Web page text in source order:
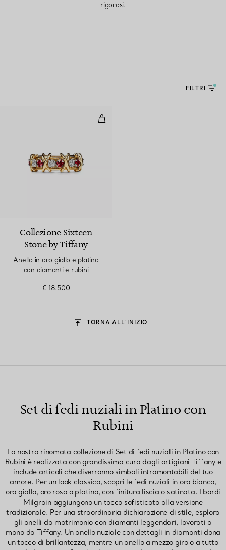
rigorosi.
FILTRI
Anello in oro giallo e platino con
Collezione Sixteen
Stone by Tiffany
Anello in oro giallo e platino
con diamanti e rubini
€ 18.500
TORNA ALL’INIZIO
Set di fedi nuziali in Platino con
Rubini
La nostra rinomata collezione di Set di fedi nuziali in Platino con
Rubini è realizzata con grandissima cura dagli artigiani Tiffany e
include articoli che diverranno simboli intramontabili del tuo
amore. Per un look classico, scopri le fedi nuziali in oro bianco,
oro giallo, oro rosa o platino, con finitura liscia o satinata. I bordi
Milgrain aggiungono un tocco sofisticato alla versione
tradizionale. Per una straordinaria dichiarazione di stile, esplora
gli anelli da matrimonio con diamanti leggendari, lavorati a
mano da Tiffany. Un anello nuziale con dettagli in diamanti dona
un tocco di brillantezza, mentre un anello a mezzo giro o a tutto